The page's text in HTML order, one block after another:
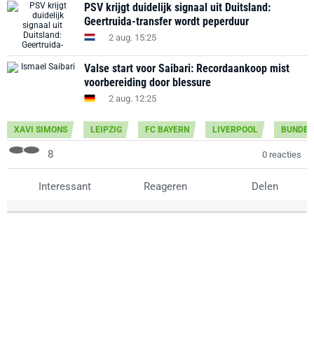
PSV krijgt duidelijk signaal uit Duitsland:
Geertruida-transfer wordt peperduur
2 aug. 15:25
Valse start voor Saibari: Recordaankoop mist
voorbereiding door blessure
2 aug. 12:25
XAVI SIMONS LEIPZIG FC BAYERN LIVERPOOL
8 0 reacties
Interessant Reageren Delen